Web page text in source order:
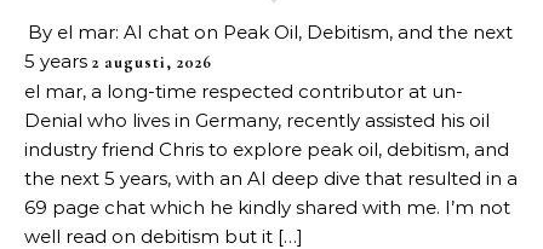
By el mar: AI chat on Peak Oil, Debitism, and the next
5 years 2 augusti, 2026
el mar, a long-time respected contributor at un-
Denial who lives in Germany, recently assisted his oil
industry friend Chris to explore peak oil, debitism, and
the next 5 years, with an AI deep dive that resulted in a
69 page chat which he kindly shared with me. I’m not
well read on debitism but it […]